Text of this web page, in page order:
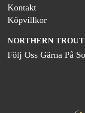
Kontakt
Köpvillkor
NORTHERN TROUT
Följ Oss Gärna På